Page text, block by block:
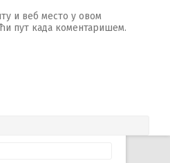
и веб место у овом
пут када коментаришем.